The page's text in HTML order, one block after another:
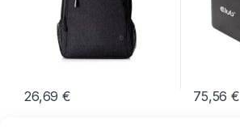
26,69€ 75,56€